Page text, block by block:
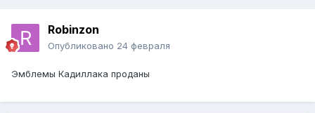
Robinzon
Опубликовано 24 февраля
Эмблемы Кадиллака проданы